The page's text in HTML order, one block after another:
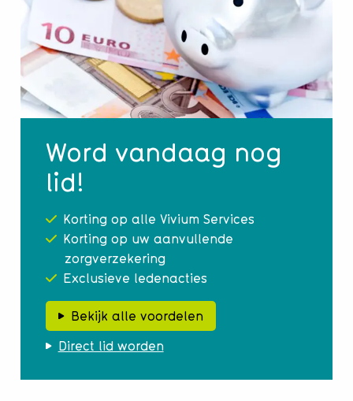
Word vandaag nog
lid!
Korting op alle Vivium Services
Korting op uw aanvullende
zorgverzekering
Exclusieve ledenacties
Bekijk alle voordelen
Direct lid worden